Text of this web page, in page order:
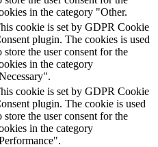
in the category "Other.
cookie is set by GDPR Cookie
plugin. The cookies is used
store the user consent for the
in the category
cookie is set by GDPR Cookie
plugin. The cookie is used
store the user consent for the
in the category